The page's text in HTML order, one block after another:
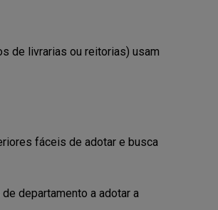
de livrarias ou reitorias) usam
fáceis de adotar e busca
departamento a adotar a